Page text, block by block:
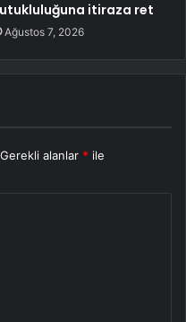
itiraza ret
Ağustos 7, 2026
Gerekli alanlar * ile